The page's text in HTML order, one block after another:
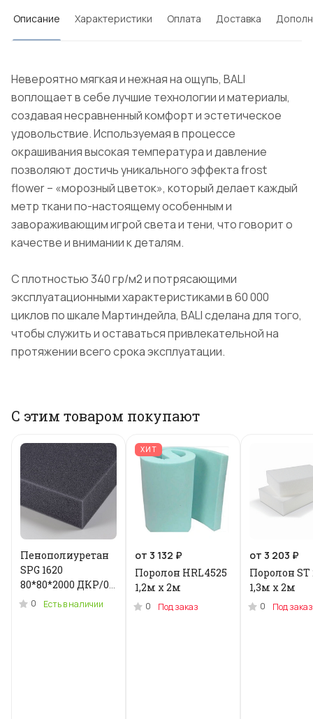
Описание Характеристики Оплата Доставка
Невероятно мягкая и нежная на ощупь, BALI
воплощает в себе лучшие технологии и материалы,
создавая несравненный комфорт и эстетическое
удовольствие. Используемая в процессе
окрашивания высокая температура и давление
позволяют достичь уникального эффекта frost
flower – «морозный цветок», который делает каждый
метр ткани по-настоящему особенным и
завораживающим игрой света и тени, что говорит о
качестве и внимании к деталям.
С плотностью 340 гр/м2 и потрясающими
эксплуатационными характеристиками в 60 000
циклов по шкале Мартиндейла, BALI сделана для того,
чтобы служить и оставаться привлекательной на
протяжении всего срока эксплуатации.
С этим товаром покупают
Пенополиуретан
SPG 1620
80*80*2000 ДКР/0.2
кг .N-3955U
0 Есть в наличии
ХИТ
от 3 132 ₽
Поролон HRL4525
1,2м x 2м
0 Под заказ
от 3 203 ₽
Поролон ST
1,3м х 2м
0 Под заказ